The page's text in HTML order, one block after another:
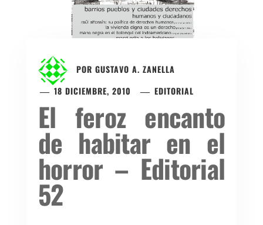
POR GUSTAVO A. ZANELLA
18 DICIEMBRE, 2010
EDITORIAL
El feroz encanto
de habitar en el
horror – Editorial
52